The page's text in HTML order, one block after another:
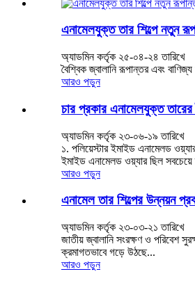
এনামেলযুক্ত তার শিল্পে নতুন
অ্যাডমিন কর্তৃক ২৫-০৪-২৪ তারিখে
বৈশ্বিক জ্বালানি রূপান্তর এবং
আরও পড়ুন
চার প্রকার এনামেলযুক্ত
অ্যাডমিন কর্তৃক ২৩-০৬-১৯ তারিখে
১. পলিয়েস্টার ইমাইড এনামেলড
ইমাইড এনামেলড ওয়্যার ছিল
আরও পড়ুন
এনামেল তার শিল্পের উন্নয়ন
অ্যাডমিন কর্তৃক ২৩-০৩-২১ তারিখে
জাতীয় জ্বালানি সংরক্ষণ ও পরিবেশ
ক্রমাগতভাবে গড়ে উঠছে...
আরও পড়ুন